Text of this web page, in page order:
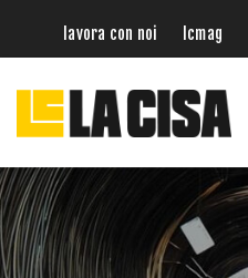
lavora con noi lcmag